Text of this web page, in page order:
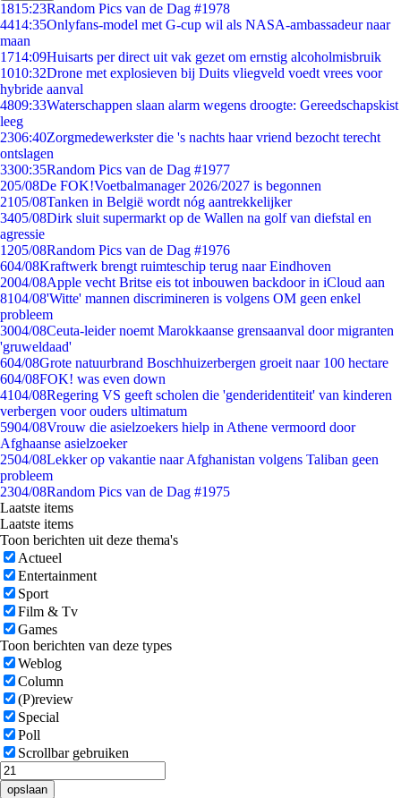
1815:23Random Pics van de Dag #1978
4414:35Onlyfans-model met G-cup wil als NASA-ambassadeur naar
maan
1714:09Huisarts per direct uit vak gezet om ernstig alcoholmisbruik
1010:32Drone met explosieven bij Duits vliegveld voedt vrees voor
hybride aanval
4809:33Waterschappen slaan alarm wegens droogte: Gereedschapskist
leeg
2306:40Zorgmedewerkster die 's nachts haar vriend bezocht terecht
ontslagen
3300:35Random Pics van de Dag #1977
205/08De FOK!Voetbalmanager 2026/2027 is begonnen
2105/08Tanken in België wordt nóg aantrekkelijker
3405/08Dirk sluit supermarkt op de Wallen na golf van diefstal en
agressie
1205/08Random Pics van de Dag #1976
604/08Kraftwerk brengt ruimteschip terug naar Eindhoven
2004/08Apple vecht Britse eis tot inbouwen backdoor in iCloud aan
8104/08'Witte' mannen discrimineren is volgens OM geen enkel
probleem
3004/08Ceuta-leider noemt Marokkaanse grensaanval door migranten
'gruweldaad'
604/08Grote natuurbrand Boschhuizerbergen groeit naar 100 hectare
604/08FOK! was even down
4104/08Regering VS geeft scholen die 'genderidentiteit' van kinderen
verbergen voor ouders ultimatum
5904/08Vrouw die asielzoekers hielp in Athene vermoord door
Afghaanse asielzoeker
2504/08Lekker op vakantie naar Afghanistan volgens Taliban geen
probleem
2304/08Random Pics van de Dag #1975
Laatste items
Laatste items
Toon berichten uit deze thema's
Actueel
Entertainment
Sport
Film & Tv
Games
Toon berichten van deze types
Weblog
Column
(P)review
Special
Poll
Scrollbar gebruiken
opslaan